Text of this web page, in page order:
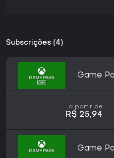
Subscrições (4)
Game
a partir de
R$ 25,94
Game